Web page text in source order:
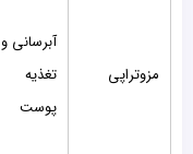
مزوتراپی
آبرسانی و
تغذیه
پوست